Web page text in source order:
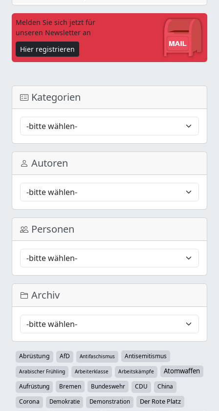
Melden Sie sich jetzt für
unseren Newsletter an
Hier registrieren
Kategorien
Autoren
Personen
Archiv
Abrüstung AfD Antifaschismus Antisemitismus
Arabischer Frühling Arbeiterklasse Arbeitskämpfe Atomwaffen
Aufrüstung Bremen Bundeswehr CDU
China
Corona
Demokratie Demonstration
Der Rote Platz